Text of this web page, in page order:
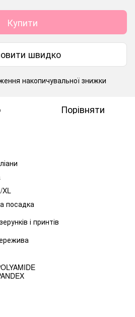
Купити
швидко
накопичувальної знижки
Порівняти
XL
посадка
і принтів